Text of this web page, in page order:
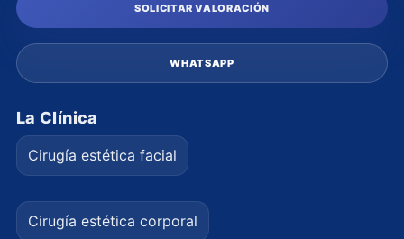
SOLICITAR VALORACIÓN
WHATSAPP
La Clínica
Cirugía estética facial
Cirugía estética corporal